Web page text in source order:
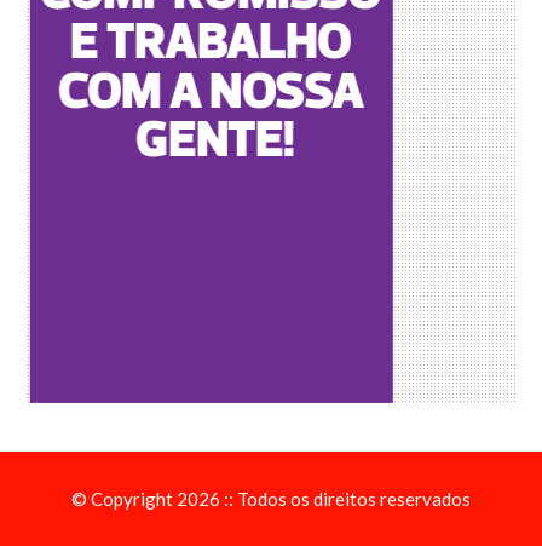
© Copyright 2026 :: Todos os direitos reservados